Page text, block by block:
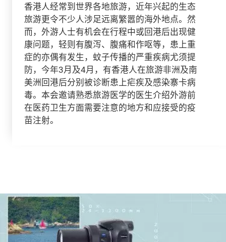
香港人经常到世界各地旅游，近年兴起的生态
旅游更令不少人涉足远离繁嚣的海外地点。然
而，外游人士有机会在行程中或回港后出现健
康问题，轻则有腹泻、腹痛和作呕等，患上重
症的亦偶有发生，蚊子传播的严重疾病尤须提
防，今年3月及4月，有香港人在旅游非洲及南
美洲回港后分别被诊断患上疟疾及感染寨卡病
毒。本会邀请熟悉旅游医学的医生介绍外游前
在医药卫生方面需要注意的地方和应接受的疫
苗注射。